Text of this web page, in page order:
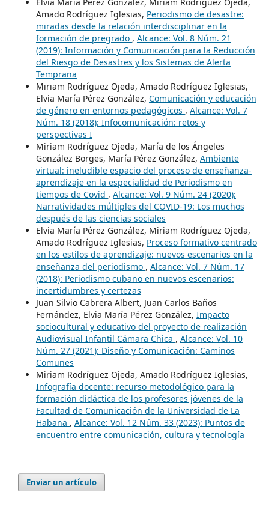
Elvia María Pérez González, Miriam Rodríguez Ojeda,
Amado Rodríguez Iglesias, Periodismo de desastre:
miradas desde la relación interdisciplinar en la
formación de pregrado , Alcance: Vol. 8 Núm. 21
(2019): Información y Comunicación para la Reducción
del Riesgo de Desastres y los Sistemas de Alerta
Temprana
Miriam Rodríguez Ojeda, Amado Rodríguez Iglesias,
Elvia María Pérez González, Comunicación y educación
de género en entornos pedagógicos , Alcance: Vol. 7
Núm. 18 (2018): Infocomunicación: retos y
perspectivas I
Miriam Rodríguez Ojeda, María de los Ángeles
González Borges, María Pérez González, Ambiente
virtual: ineludible espacio del proceso de enseñanza-
aprendizaje en la especialidad de Periodismo en
tiempos de Covid , Alcance: Vol. 9 Núm. 24 (2020):
Narratividades múltiples del COVID-19: Los muchos
después de las ciencias sociales
Elvia María Pérez González, Miriam Rodríguez Ojeda,
Amado Rodríguez Iglesias, Proceso formativo centrado
en los estilos de aprendizaje: nuevos escenarios en la
enseñanza del periodismo , Alcance: Vol. 7 Núm. 17
(2018): Periodismo cubano en nuevos escenarios:
incertidumbres y certezas
Juan Silvio Cabrera Albert, Juan Carlos Baños
Fernández, Elvia María Pérez González, Impacto
sociocultural y educativo del proyecto de realización
Audiovisual Infantil Cámara Chica , Alcance: Vol. 10
Núm. 27 (2021): Diseño y Comunicación: Caminos
Comunes
Miriam Rodríguez Ojeda, Amado Rodríguez Iglesias,
Infografía docente: recurso metodológico para la
formación didáctica de los profesores jóvenes de la
Facultad de Comunicación de la Universidad de La
Habana , Alcance: Vol. 12 Núm. 33 (2023): Puntos de
encuentro entre comunicación, cultura y tecnología
Enviar un artículo